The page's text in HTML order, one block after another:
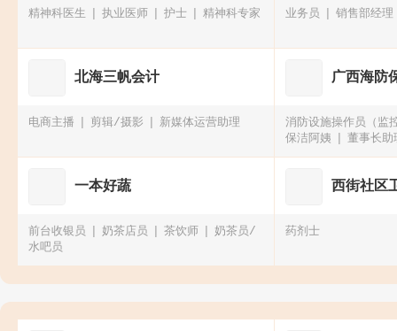
精神科医生 执业医师 护士 精神科专家 业务员 销售部经理
北海三帆会计
电商主播 剪辑/摄影 新媒体运营助理
广西海防
消防设施操作员（
保洁阿姨
董事长助
一本好蔬
前台收银员 奶茶店员 茶饮师
奶茶员/
水吧员
西街社区
药剂士